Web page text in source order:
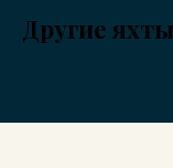
Другие